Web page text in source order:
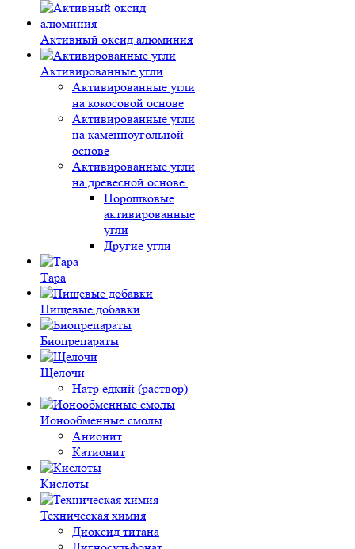
Активный оксид алюминия
Активированные угли
Активированные угли
на кокосовой основе
Активированные угли
на каменноугольной
основе
Активированные угли
на древесной основе
Порошковые
активированные
угли
Другие угли
Тара
Пищевые добавки
Биопрепараты
Щелочи
Натр едкий (раствор)
Ионообменные смолы
Анионит
Катионит
Кислоты
Техническая химия
Диоксид титана